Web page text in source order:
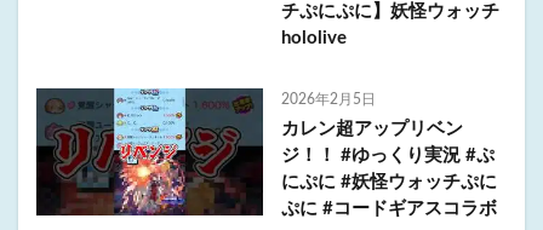
チぷにぷに】妖怪ウォッチ
hololive
2026年2月5日
カレン超アップリベン
ジ！！ #ゆっくり実況 #ぷ
にぷに #妖怪ウォッチぷに
ぷに #コードギアスコラボ